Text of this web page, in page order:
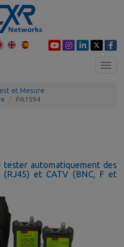
et Mesure
PA1594
tester automatiquement des
et CATV (BNC, F et